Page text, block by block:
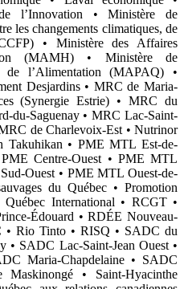
l’Innovation •Ministère de
les changements climatiques, de
• Ministère des Affaires
(MAMH) • Ministère de
de l’Alimentation (MAPAQ) •
Desjardins• MRC de Maria-
(Synergie Estrie) •MRC du
du-Saguenay •MRC Lac-Saint-
de Charlevoix-Est • Nutrinor
Takuhikan • PME MTL Est-de-
PME Centre-Ouest • PME MTL
Ouest • PME MTL Ouest-de-
du Québec •Promotion
Québec International • RCGT •
Édouard • RDÉE Nouveau-
• Rio Tinto • RISQ • SADC du
• SADC Lac-Saint-Jean Ouest •
Maria-Chapdelaine • SADC
• Saint-Hyacinthe